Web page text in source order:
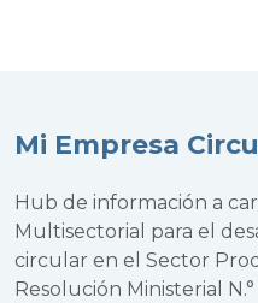
Mi Empresa
Hub de información a
Multisectorial para el
circular en el Sector
Resolución Ministerial